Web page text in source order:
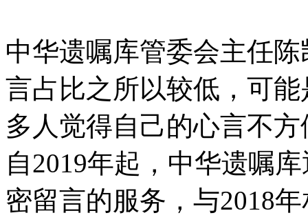
中华遗嘱库管委会主任
言占比之所以较低，可
多人觉得自己的心言不
自2019年起，中华遗嘱
密留言的服务，与2018